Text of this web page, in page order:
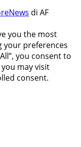
di AF
you the most
your preferences
you consent to
may visit
consent.